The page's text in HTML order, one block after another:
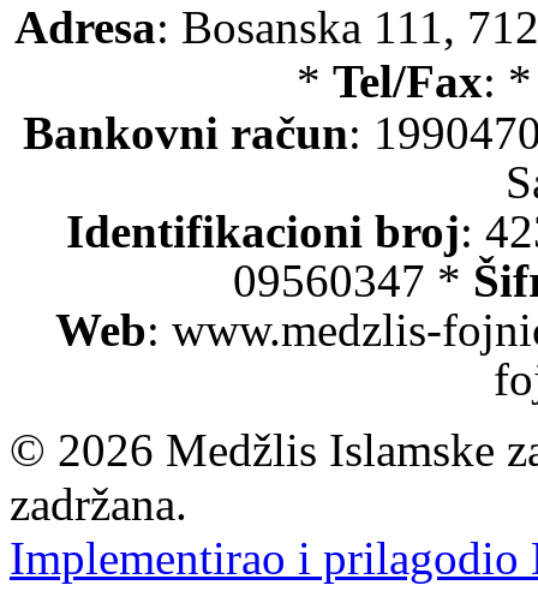
Adresa: Bosanska 111,
* Tel/Fax:
Bankovni račun:
Identifikacioni broj:
09560347 *
Web: www.medzlis-
© 2026 Medžlis Islamske
zadržana.
Implementirao i prilagodio